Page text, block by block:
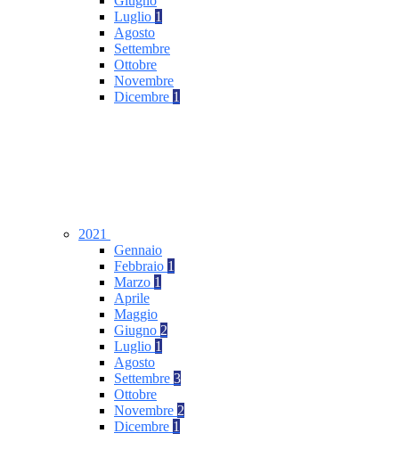
Luglio 1
Agosto
Settembre
Ottobre
Novembre
Dicembre 1
2021
Gennaio
Febbraio 1
Marzo 1
Aprile
Maggio
Giugno 2
Luglio 1
Agosto
Settembre 3
Ottobre
Novembre 2
Dicembre 1